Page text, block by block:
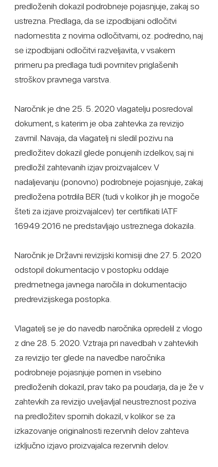
predloženih dokazil podrobneje pojasnjuje, zakaj so
ustrezna. Predlaga, da se izpodbijani odločitvi
nadomestita z novima odločitvami, oz. podredno, naj
se izpodbijani odločitvi razveljavita, v vsakem
primeru pa predlaga tudi povrnitev priglašenih
stroškov pravnega varstva.
Naročnik je dne 25. 5. 2020 vlagatelju posredoval
dokument, s katerim je oba zahtevka za revizijo
zavrnil. Navaja, da vlagatelj ni sledil pozivu na
predložitev dokazil glede ponujenih izdelkov, saj ni
predložil zahtevanih izjav proizvajalcev. V
nadaljevanju (ponovno) podrobneje pojasnjuje, zakaj
predložena potrdila BER (tudi v kolikor jih je mogoče
šteti za izjave proizvajalcev) ter certifikati IATF
16949:2016 ne predstavljajo ustreznega dokazila.
Naročnik je Državni revizijski komisiji dne 27. 5. 2020
odstopil dokumentacijo v postopku oddaje
predmetnega javnega naročila in dokumentacijo
predrevizijskega postopka.
Vlagatelj se je do navedb naročnika opredelil z vlogo
z dne 28. 5. 2020. Vztraja pri navedbah v zahtevkih
za revizijo ter glede na navedbe naročnika
podrobneje pojasnjuje pomen in vsebino
predloženih dokazil, prav tako pa poudarja, da je že v
zahtevkih za revizijo uveljavljal neustreznost poziva
na predložitev spornih dokazil, v kolikor se za
izkazovanje originalnosti rezervnih delov zahteva
izključno izjavo proizvajalca rezervnih delov.